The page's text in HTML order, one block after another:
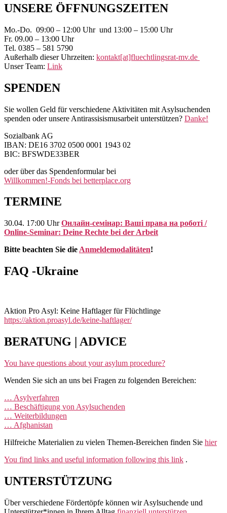
Primärer
Widgetbereich
UNSERE ÖFFNUNGSZEITEN
Mo.-Do. 09:00 – 12:00 Uhr und 13:00 – 15:00 Uhr
Fr. 09.00 – 13:00 Uhr
Tel. 0385 – 581 5790
Außerhalb dieser Uhrzeiten: kontakt[at]fluechtlingsrat-mv.de
Unser Team: Link
SPENDEN
Sie wollen Geld für verschiedene Aktivitäten mit Asylsuchenden
spenden oder unsere Antirassisismusarbeit unterstützen? Danke!
Sozialbank AG
IBAN: DE16 3702 0500 0001 1943 02
BIC: BFSWDE33BER
oder über das Spendenformular bei
Willkommen!-Fonds bei betterplace.org
TERMINE
30.04. 17:00 UhrОнлайн-семінар: Ваші права на роботі /
Online-Seminar: Deine Rechte bei der Arbeit
Bitte beachten Sie die Anmeldemodalitäten!
FAQ -Ukraine
Aktion Pro Asyl: Keine Haftlager für Flüchtlinge
https://aktion.proasyl.de/keine-haftlager/
BERATUNG | ADVICE
You have questions about your asylum procedure?
Wenden Sie sich an uns bei Fragen zu folgenden Bereichen:
… Asylverfahren
… Beschäftigung von Asylsuchenden
… Weiterbildungen
… Afghanistan
Hilfreiche Materialien zu vielen Themen-Bereichen finden Sie hier
You find links and useful information following this link .
UNTERSTÜTZUNG
Über verschiedene Fördertöpfe können wir Asylsuchende und